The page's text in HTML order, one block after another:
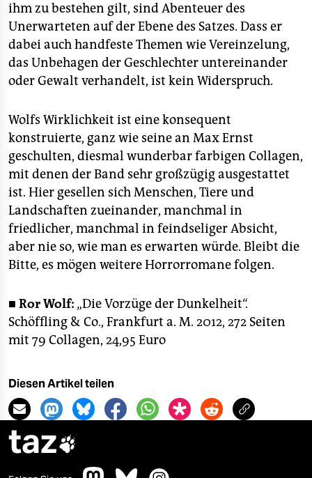
ihm zu bestehen gilt, sind Abenteuer des
Unerwarteten auf der Ebene des Satzes. Dass er
dabei auch handfeste Themen wie Vereinzelung,
das Unbehagen der Geschlechter untereinander
oder Gewalt verhandelt, ist kein Widerspruch.
Wolfs Wirklichkeit ist eine konsequent
konstruierte, ganz wie seine an Max Ernst
geschulten, diesmal wunderbar farbigen Collagen,
mit denen der Band sehr großzügig ausgestattet
ist. Hier gesellen sich Menschen, Tiere und
Landschaften zueinander, manchmal in
friedlicher, manchmal in feindseliger Absicht,
aber nie so, wie man es erwarten würde. Bleibt die
Bitte, es mögen weitere Horrorromane folgen.
■ Ror Wolf: „Die Vorzüge der Dunkelheit“.
Schöffling & Co., Frankfurt a. M. 2012, 272 Seiten
mit 79 Collagen, 24,95 Euro
Diesen Artikel teilen
taz